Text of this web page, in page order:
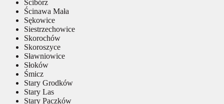
Ścibórz
Ścinawa Mała
Sękowice
Siestrzechowice
Skorochów
Skoroszyce
Sławniowice
Słoków
Śmicz
Stary Grodków
Stary Las
Stary Paczków